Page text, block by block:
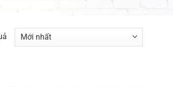
Được
sắp